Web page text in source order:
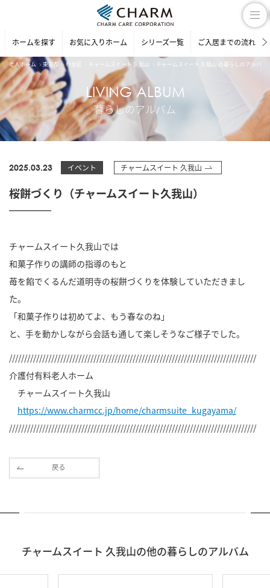
ホームを探す お気に入りホーム シリーズ一覧 ご入居までの流れ
老人ホーム 東京都 杉並区 チャームスイート 久我山 チャームスイート 久我山 の暮らしのアルバム
LIVING ALBUM
暮らしのアルバム
2025.03.23 イベント チャームスイート 久我山
桜餅づくり（チャームスイート久我山）
チャームスイート久我山では
和菓子作りの講師の指導のもと
苺を餡でくるんだ道明寺の桜餅づくりを体験していただきまし
た。
「和菓子作りは初めてよ、もう春なのね」
と、手を動かしながら会話も通して楽しそうなご様子でした。
//////////////////////////////////////////////////////////////////////////////////
介護付有料老人ホーム
チャームスイート久我山
https://www.charmcc.jp/home/charmsuite_kugayama/
//////////////////////////////////////////////////////////////////////////////////
戻る
チャームスイート 久我山の他の暮らしのアルバム